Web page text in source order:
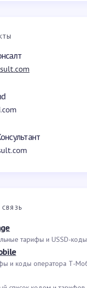
тарифы и USSD-
и коды оператора Т-